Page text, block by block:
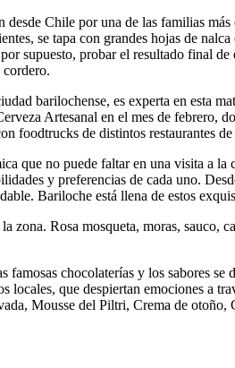
Chile por una de las familias
se tapa con grandes hojas de
supuesto, probar el resultado final
barilochense, es experta en esta
Artesanal en el mes de
foodtrucks de distintos restaurantes
que no puede faltar en una visita a
y preferencias de cada uno.
Bariloche está llena de estos
Rosa mosqueta, moras, sauco,
chocolaterías y los sabores
que despiertan emociones a
Mousse del Piltri, Crema de